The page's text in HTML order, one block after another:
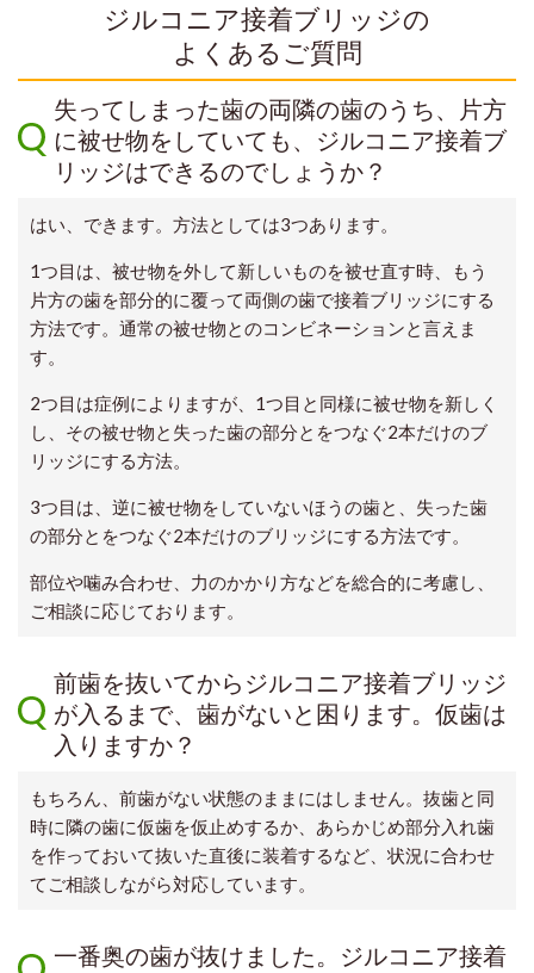
ジルコニア接着ブリッジの
よくあるご質問
失ってしまった歯の両隣の歯のうち、片方
に被せ物をしていても、ジルコニア接着ブ
リッジはできるのでしょうか？
はい、できます。方法としては3つあります。
1つ目は、被せ物を外して新しいものを被せ直す時、もう
片方の歯を部分的に覆って両側の歯で接着ブリッジにする
方法です。通常の被せ物とのコンビネーションと言えま
す。
2つ目は症例によりますが、1つ目と同様に被せ物を新しく
し、その被せ物と失った歯の部分とをつなぐ2本だけのブ
リッジにする方法。
3つ目は、逆に被せ物をしていないほうの歯と、失った歯
の部分とをつなぐ2本だけのブリッジにする方法です。
部位や噛み合わせ、力のかかり方などを総合的に考慮し、
ご相談に応じております。
前歯を抜いてからジルコニア接着ブリッジ
が入るまで、歯がないと困ります。仮歯は
入りますか？
もちろん、前歯がない状態のままにはしません。抜歯と同
時に隣の歯に仮歯を仮止めするか、あらかじめ部分入れ歯
を作っておいて抜いた直後に装着するなど、状況に合わせ
てご相談しながら対応しています。
一番奥の歯が抜けました。ジルコニア接着